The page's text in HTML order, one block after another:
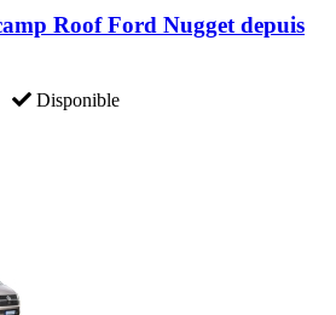
Roof Ford Nugget depuis
Disponible